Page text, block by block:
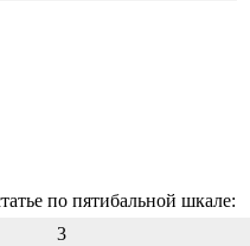
по пятибальной шкале:
3